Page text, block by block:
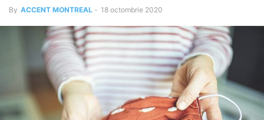
By ACCENT MONTREAL - 18 octombrie 2020